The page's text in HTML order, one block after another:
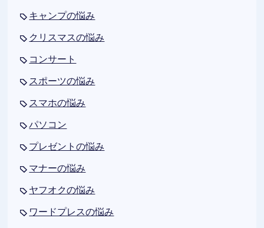
キャンプの悩み
クリスマスの悩み
コンサート
スポーツの悩み
スマホの悩み
パソコン
プレゼントの悩み
マナーの悩み
ヤフオクの悩み
ワードプレスの悩み